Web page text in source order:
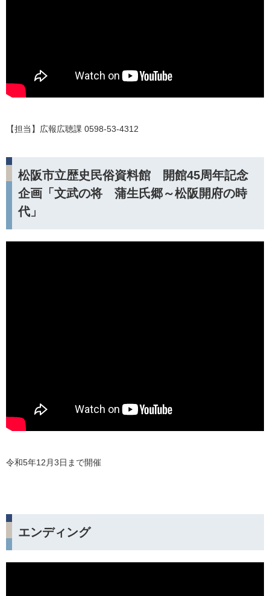
【担当】広報広聴課 0598-53-4312
松阪市立歴史民俗資料館 開館45周年記念
企画「文武の将 蒲生氏郷～松阪開府の時
代」
令和5年12月3日まで開催
エンディング